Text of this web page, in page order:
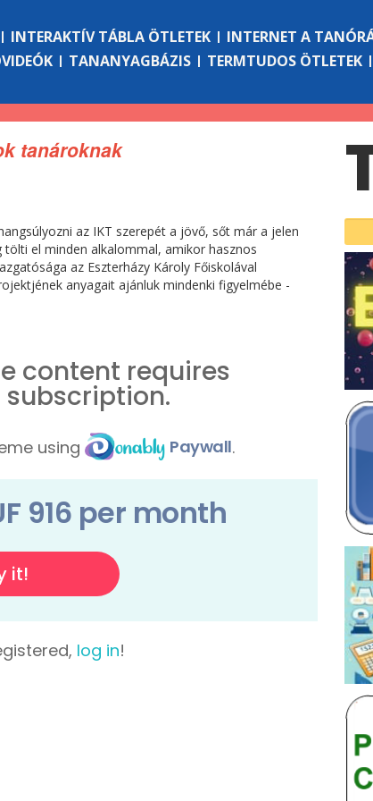
INTERAKTÍV TÁBLA ÖTLETEK INTERNET A
TANANYAGBÁZIS TERMTUDOS ÖTLETEK
tanároknak
az IKT szerepét a jövő, sőt már a jelen
el minden alkalommal, amikor hasznos
az Eszterházy Károly Főiskolával
anyagait ajánluk mindenki figyelmébe -